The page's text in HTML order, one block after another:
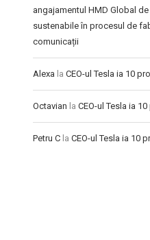
angajamentul HMD Global
sustenabile în procesul de
comunicații
Alexa la CEO-ul Tesla ia 10
Octavian la CEO-ul Tesla ia
Petru C la CEO-ul Tesla ia 10